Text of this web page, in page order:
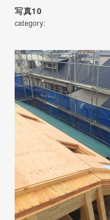
写真10
category: